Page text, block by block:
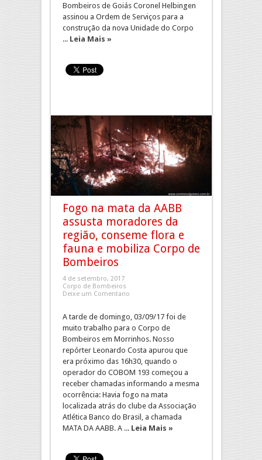
Bombeiros de Goiás Coronel Helbingen
assinou a Ordem de Serviços para a
construção da nova Unidade do Corpo
... Leia Mais »
Fogo na mata da AABB
assusta moradores da
região, conseme flora e
fauna e mobiliza Corpo de
Bombeiros
4 de setembro, 2017
Corpo de Bombeiros
Deixe um Comentario
A tarde de domingo, 03/09/17 foi de
muito trabalho para o Corpo de
Bombeiros em Morrinhos. Nosso
repórter Leonardo Costa apurou que
era próximo das 16h30, quando o
operador do COBOM 193 começou a
receber chamadas informando a mesma
ocorrência: Havia fogo na mata
localizada atrás do clube da Associação
Atlética Banco do Brasil, a chamada
MATA DA AABB. A ... Leia Mais »